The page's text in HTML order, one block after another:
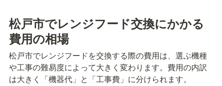
松戸市でレンジフード交換にかかる
費用の相場
松戸市でレンジフードを交換する際の費用は、選ぶ機種
や工事の難易度によって大きく変わります。費用の内訳
は大きく「機器代」と「工事費」に分けられます。